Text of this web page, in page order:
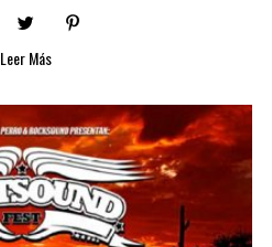
Leer Más